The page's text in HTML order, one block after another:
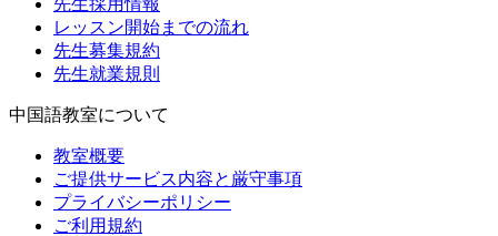
レッスン開始までの流れ
先生募集規約
先生就業規則
中国語教室について
教室概要
ご提供サービス内容と厳守事項
プライバシーポリシー
ご利用規約